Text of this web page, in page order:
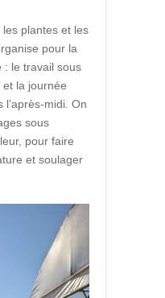
plantes et les
pour la
: le travail sous
la journée
l’après-midi. On
sous
pour faire
et soulager